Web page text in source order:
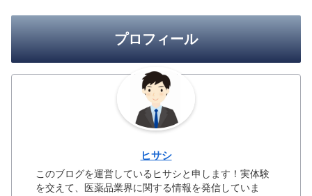
プロフィール
ヒサシ
このブログを運営しているヒサシと申します！実体験
を交えて、医薬品業界に関する情報を発信していま